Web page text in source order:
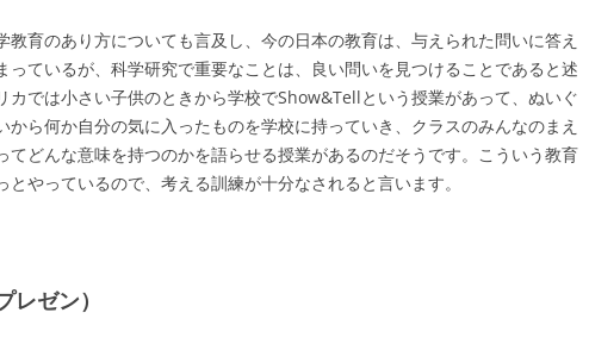
教育のあり方についても言及し、今の日本の教育は、与えられた問いに答え
っているが、科学研究で重要なことは、良い問いを見つけることであると述
カでは小さい子供のときから学校でShow&Tellという授業があって、ぬいぐ
から何か自分の気に入ったものを学校に持っていき、クラスのみんなのまえ
てどんな意味を持つのかを語らせる授業があるのだそうです。こういう教育
とやっているので、考える訓練が十分なされると言います。
レゼン）